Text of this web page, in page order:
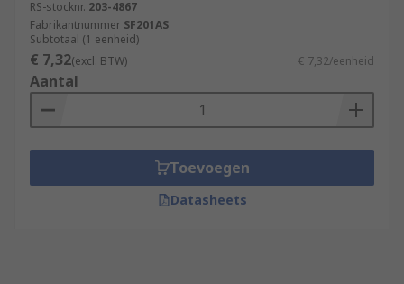
RS-stocknr. 203-4867
Fabrikantnummer SF201AS
Subtotaal (1 eenheid)
€ 7,32(excl. BTW) € 7,32/eenheid
Aantal
Toevoegen
Datasheets